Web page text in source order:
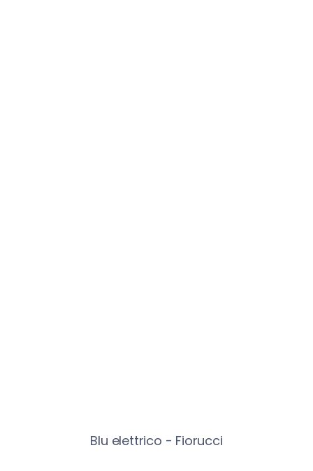
Blu elettrico - Fiorucci